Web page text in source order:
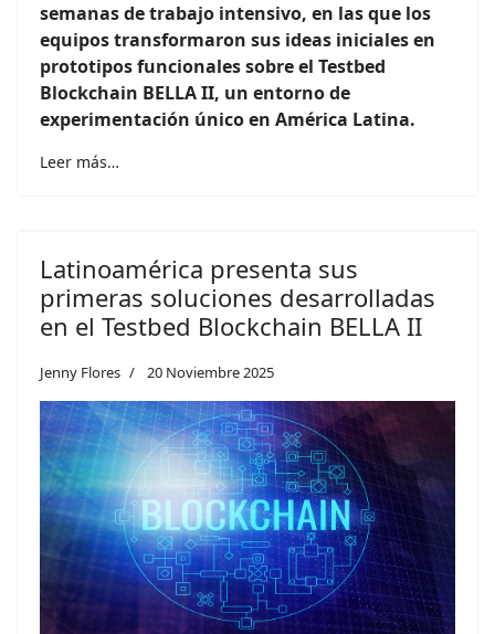
semanas de trabajo intensivo, en las que los
equipos transformaron sus ideas iniciales en
prototipos funcionales sobre el Testbed
Blockchain BELLA II, un entorno de
experimentación único en América Latina.
Leer más…
Latinoamérica presenta sus
primeras soluciones desarrolladas
en el Testbed Blockchain BELLA II
Jenny Flores 20 Noviembre 2025